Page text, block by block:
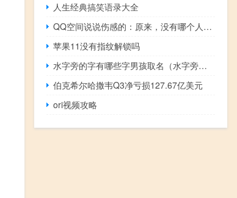
人生经典搞笑语录大全
QQ空间说说伤感的：原来，没有哪个人，能够成为你的永远
苹果11没有指纹解锁吗
水字旁的字有哪些字男孩取名（水字旁的字有哪些）
伯克希尔哈撒韦Q3净亏损127.67亿美元
ori视频攻略